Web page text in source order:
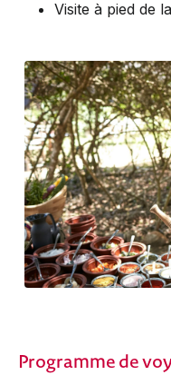
Visite à pied de
Programme de